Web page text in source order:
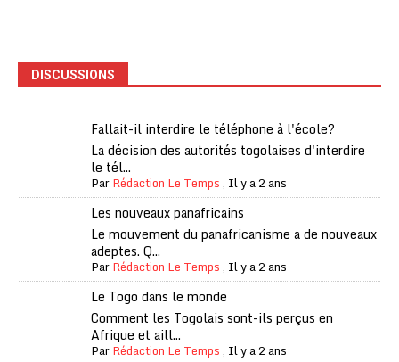
DISCUSSIONS
Fallait-il interdire le téléphone à l'école?
La décision des autorités togolaises d'interdire
le tél...
ParRédaction Le Temps, Il y a 2 ans
Les nouveaux panafricains
Le mouvement du panafricanisme a de nouveaux
adeptes. Q...
ParRédaction Le Temps, Il y a 2 ans
Le Togo dans le monde
Comment les Togolais sont-ils perçus en
Afrique et aill...
ParRédaction Le Temps, Il y a 2 ans